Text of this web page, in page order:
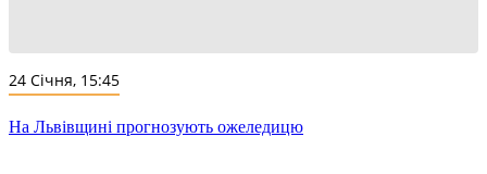
24 Січня, 15:45
На Львівщині прогнозують ожеледицю